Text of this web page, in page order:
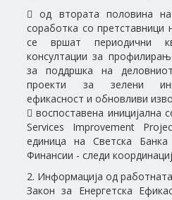
 од втората половина
соработка со претставници
се вршат периодични
консултации за
за поддршка на
проекти за зелени
ефикасност и обновливи
 воспоставена иницијална
Services Improvement
единица на Светска
Финансии - следи
2. Информација од
Закон за Енергетска